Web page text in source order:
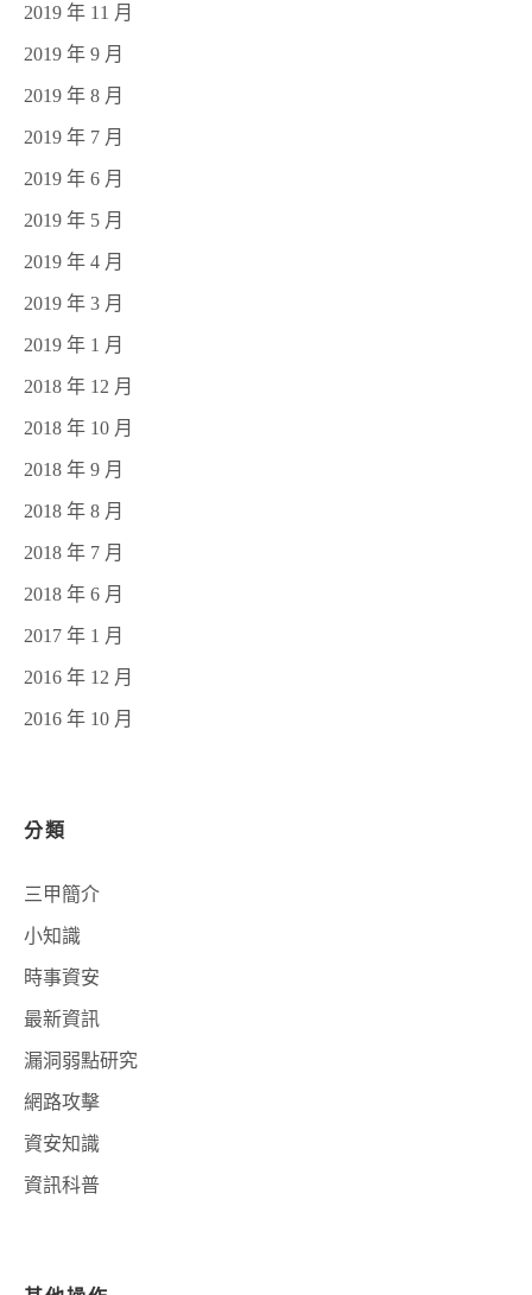
2019 年 11 月
2019 年 9 月
2019 年 8 月
2019 年 7 月
2019 年 6 月
2019 年 5 月
2019 年 4 月
2019 年 3 月
2019 年 1 月
2018 年 12 月
2018 年 10 月
2018 年 9 月
2018 年 8 月
2018 年 7 月
2018 年 6 月
2017 年 1 月
2016 年 12 月
2016 年 10 月
分類
三甲簡介
小知識
時事資安
最新資訊
漏洞弱點研究
網路攻擊
資安知識
資訊科普